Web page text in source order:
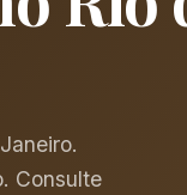
Consulte